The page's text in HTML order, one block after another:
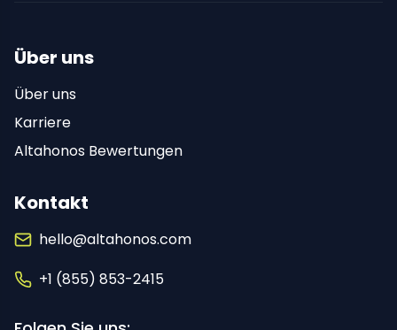
Über uns
Über uns
Karriere
Altahonos Bewertungen
Kontakt
hello@altahonos.com
+1 (855) 853-2415